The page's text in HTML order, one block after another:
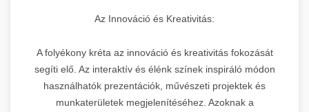
Az Innováció és Kreativitás:
A folyékony kréta az innováció és kreativitás fokozását
segíti elő. Az interaktív és élénk színek inspiráló módon
használhatók prezentációk, művészeti projektek és
munkaterületek megjelenítéséhez. Azoknak a